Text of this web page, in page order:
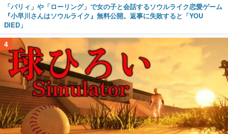
「パリィ」や「ローリング」で女の子と会話するソウルライク恋愛ゲーム
『小早川さんはソウルライク』無料公開。返事に失敗すると「YOU
DIED」
4